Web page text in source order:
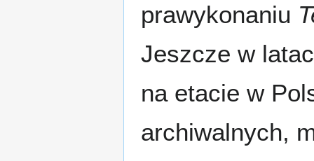
prawykonaniu
Jeszcze w
na etacie w
archiwalnych,